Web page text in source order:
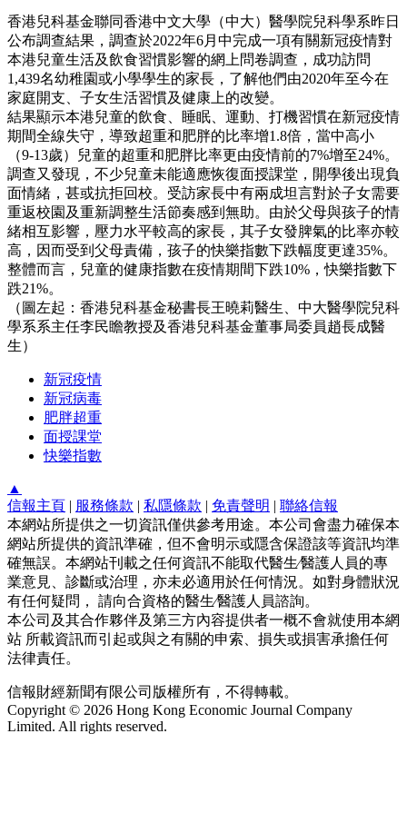
香港兒科基金聯同香港中文大學（中大）醫學院兒科學系昨日
公布調查結果，調查於2022年6月中完成一項有關新冠疫情對
本港兒童生活及飲食習慣影響的網上問卷調查，成功訪問
1,439名幼稚園或小學學生的家長，了解他們由2020年至今在
家庭開支、子女生活習慣及健康上的改變。
結果顯示本港兒童的飲食、睡眠、運動、打機習慣在新冠疫情
期間全線失守，導致超重和肥胖的比率增1.8倍，當中高小
（9-13歲）兒童的超重和肥胖比率更由疫情前的7%增至24%。
調查又發現，不少兒童未能適應恢復面授課堂，開學後出現負
面情緒，甚或抗拒回校。受訪家長中有兩成坦言對於子女需要
重返校園及重新調整生活節奏感到無助。由於父母與孩子的情
緒相互影響，壓力水平較高的家長，其子女發脾氣的比率亦較
高，因而受到父母責備，孩子的快樂指數下跌幅度更達35%。
整體而言，兒童的健康指數在疫情期間下跌10%，快樂指數下
跌21%。
（圖左起：香港兒科基金秘書長王曉莉醫生、中大醫學院兒科
學系系主任李民瞻教授及香港兒科基金董事局委員趙長成醫
生）
新冠疫情
新冠病毒
肥胖超重
面授課堂
快樂指數
▲
信報主頁 | 服務條款 | 私隱條款 | 免責聲明 | 聯絡信報
本網站所提供之一切資訊僅供參考用途。本公司會盡力確保本
網站所提供的資訊準確，但不會明示或隱含保證該等資訊均準
確無誤。本網站刊載之任何資訊不能取代醫生∕醫護人員的專
業意見、診斷或治理，亦未必適用於任何情況。如對身體狀況
有任何疑問， 請向合資格的醫生∕醫護人員諮詢。
本公司及其合作夥伴及第三方內容提供者一概不會就使用本網
站 所載資訊而引起或與之有關的申索、損失或損害承擔任何
法律責任。
信報財經新聞有限公司版權所有，不得轉載。
Copyright © 2026 Hong Kong Economic Journal Company
Limited. All rights reserved.